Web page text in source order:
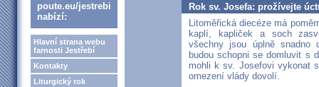
poute.eu/jestrebi
nabízí:
Hlavní strana webu
farnosti Jestřebí
Kontakty
Liturgický rok
Rok sv. Josefa: prožívejte
Litoměřická diecéze má
kaplí, kapliček a soch
všechny jsou úplně snadno
budou schopni se domluvit s
mohli k sv. Josefovi vykonat
omezení vlády dovolí.